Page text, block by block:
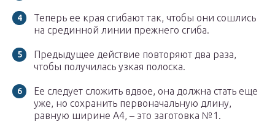
Теперь ее края сгибают так, чтобы они сошлись
на срединной линии прежнего сгиба.
Предыдущее действие повторяют два раза,
чтобы получилась узкая полоска.
Ее следует сложить вдвое, она должна стать еще
уже, но сохранить первоначальную длину,
равную ширине А4, – это заготовка №1.